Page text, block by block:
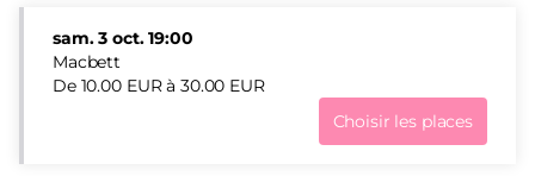
10.00
EUR
à
sam. 3 oct. 19:00
Macbett
De 10.00 EUR à30.00 EUR
Choisir les places
Macbett